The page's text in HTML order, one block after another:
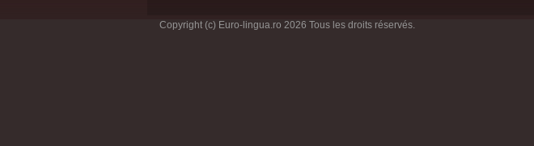
Copyright (c) Euro-lingua.ro 2026 Tous les droits réservés.